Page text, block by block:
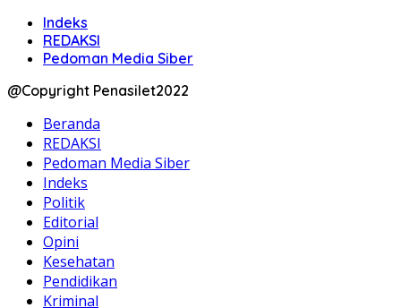
Indeks
REDAKSI
Pedoman Media Siber
@Copyright Penasilet2022
Beranda
REDAKSI
Pedoman Media Siber
Indeks
Politik
Editorial
Opini
Kesehatan
Pendidikan
Kriminal